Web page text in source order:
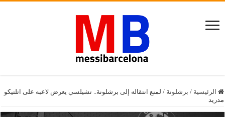
الرئيسية / برشلونة / لمنع انتقاله إلى برشلونة.. تشيلسي يعرض لاعبه على اتلتيكو
مدريد